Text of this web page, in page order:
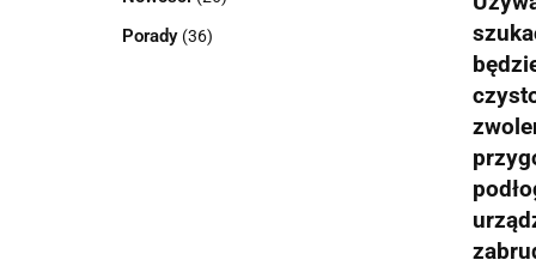
Porady (36)